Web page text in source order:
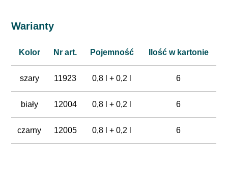
Warianty
Kolor Nr art. Pojemność Ilość w kartonie
szary 11923 0,8 l + 0,2 l 6
biały 12004 0,8 l + 0,2 l 6
czarny 12005 0,8 l + 0,2 l 6